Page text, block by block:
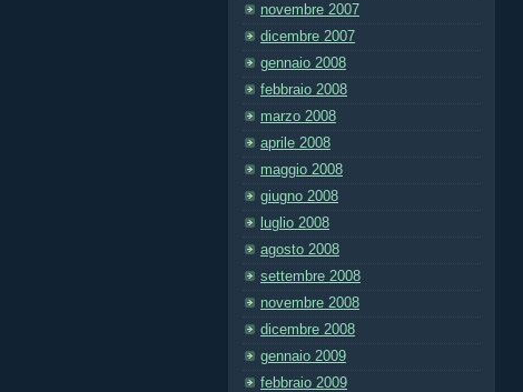
novembre 2007
dicembre 2007
gennaio 2008
febbraio 2008
marzo 2008
aprile 2008
maggio 2008
giugno 2008
luglio 2008
agosto 2008
settembre 2008
novembre 2008
dicembre 2008
gennaio 2009
febbraio 2009